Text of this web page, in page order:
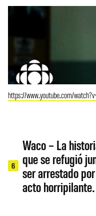
https://www.youtube.com/
6
Waco – La
que se refugió
ser arrestado
acto horripilante.